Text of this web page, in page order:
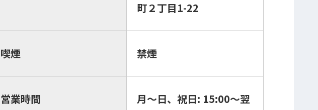
町２丁目1-22
喫煙 禁煙
営業時間
月～日、祝日: 15:00～翌